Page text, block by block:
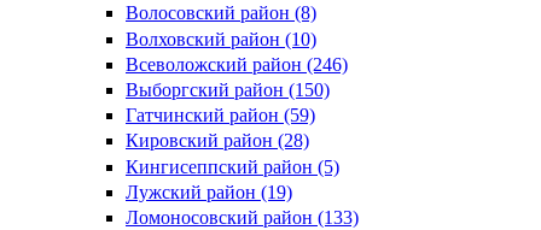
Волосовский район (8)
Волховский район (10)
Всеволожский район (246)
Выборгский район (150)
Гатчинский район (59)
Кировский район (28)
Кингисеппский район (5)
Лужский район (19)
Ломоносовский район (133)